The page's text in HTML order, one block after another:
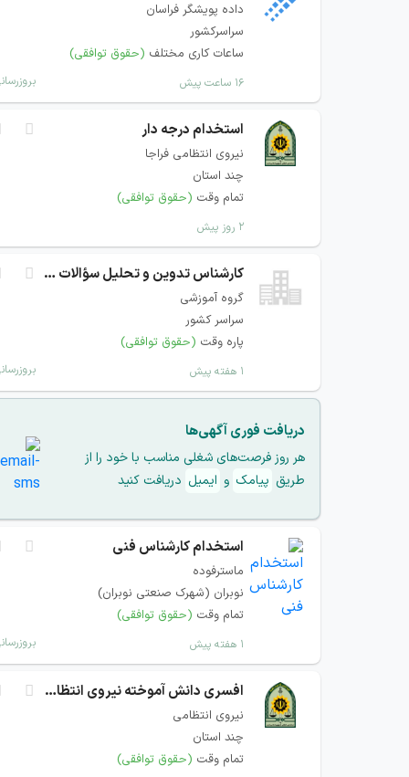
داده پویشگر فراسان
سراسرکشور
ساعات کاری مختلف (حقوق توافقی)
۱۶ ساعت پیش
استخدام درجه دار
نیروی انتظامی فراجا
چند استان
تمام وقت (حقوق توافقی)
۲ روز پیش
کارشناس تدوین و تحلیل سؤالات دانشگاهی
گروه آموزشی
سراسر کشور
پاره وقت (حقوق توافقی)
۱ هفته پیش
دریافت فوری آگهی‌ها
هر روز فرصت‌های شغلی مناسب با خود را از
طریق پیامک و ایمیل دریافت کنید
استخدام کارشناس فنی
ماسترفوده
نوبران (شهرک صنعتی نوبران)
تمام وقت (حقوق توافقی)
۱ هفته پیش
افسری دانش آموخته نیروی انتظامی
نیروی انتظامی
چند استان
تمام وقت (حقوق توافقی)